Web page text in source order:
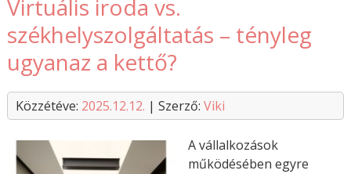
Virtuális iroda vs.
székhelyszolgáltatás – tényleg
ugyanaz a kettő?
Közzétéve: 2025.12.12. | Szerző: Viki
A vállalkozások
működésében egyre